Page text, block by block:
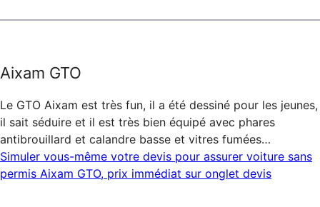
Aixam GTO
Le GTO Aixam est très fun, il a été dessiné pour les jeunes,
il sait séduire et il est très bien équipé avec phares
antibrouillard et calandre basse et vitres fumées…
Simuler vous-même votre devis pour assurer voiture sans
permis Aixam GTO, prix immédiat sur onglet devis